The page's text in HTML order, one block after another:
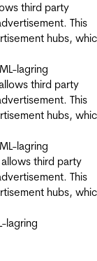
third party
This
hubs,
lagring
third party
This
hubs,
lagring
third party
This
hubs,
lagring